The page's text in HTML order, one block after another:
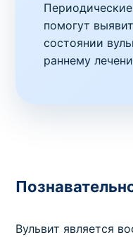
помогут
состоянии
раннему
Вульвит является